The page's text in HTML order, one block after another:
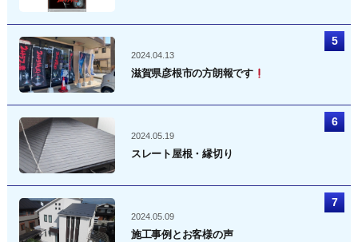
2024.04.13
滋賀県彦根市の方朗報です
2024.05.19
スレート屋根・縁切り
2024.05.09
施工事例とお客様の声